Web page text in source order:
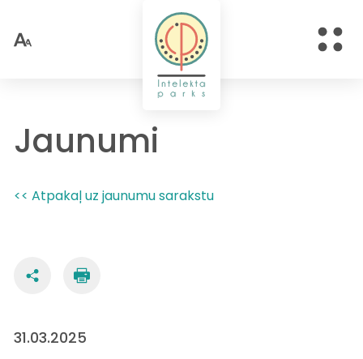
Jaunumi
<< Atpakaļ uz jaunumu sarakstu
31.03.2025